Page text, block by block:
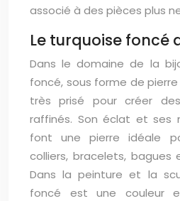
associé à des pièces plus
Le turquoise foncé
Dans le domaine de la
foncé, sous forme de
très prisé pour créer
raffinés. Son éclat et ses
font une pierre idéale
colliers, bracelets, bagues
Dans la peinture et la
foncé est une couleur